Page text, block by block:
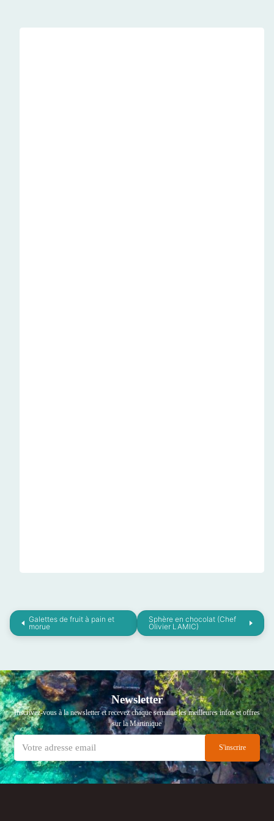
Galettes de fruit à pain et
morue
Sphère en chocolat (Chef
Olivier LAMIC)
Newsletter
Inscrivez-vous à la newsletter et recevez chaque semaine les meilleures infos et offres
sur la Martinique